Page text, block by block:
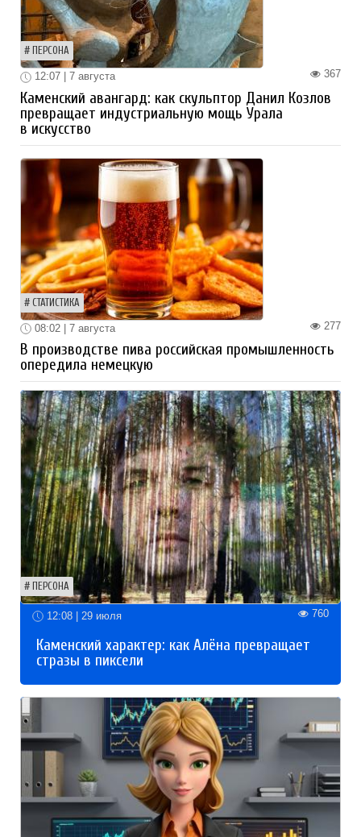
ПЕРСОНА
367
12:07 | 7 августа
Каменский авангард: как скульптор Данил Козлов
превращает индустриальную мощь Урала
в искусство
СТАТИСТИКА
277
08:02 | 7 августа
В производстве пива российская промышленность
опередила немецкую
ПЕРСОНА
12:08 | 29 июля 760
Каменский характер: как Алёна превращает
стразы в пиксели